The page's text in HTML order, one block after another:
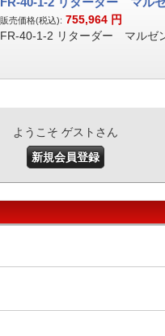
販売価格(税込): 755,964 円
FR-40-1-2 リターダー マルゼ
ようこそ ゲストさん
新規会員登録